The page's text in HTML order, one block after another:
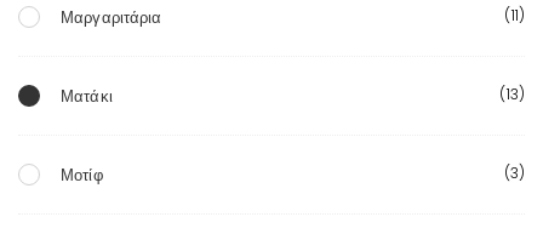
Μαργαριτάρια (11)
Ματάκι (13)
Μοτίφ (3)